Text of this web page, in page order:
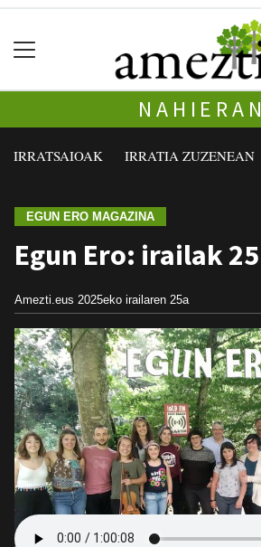
NAHIERAN
IRRATSAIOAK IRRATIA ZUZENEAN
EGUN ERO MAGAZINA
Egun Ero: irailak 25
Amezti.eus 2025eko irailaren 25a